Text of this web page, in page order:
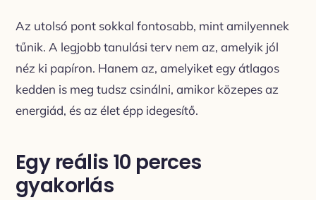
Az utolsó pont sokkal fontosabb, mint amilyennek
tűnik. A legjobb tanulási terv nem az, amelyik jól
néz ki papíron. Hanem az, amelyiket egy átlagos
kedden is meg tudsz csinálni, amikor közepes az
energiád, és az élet épp idegesítő.
Egy reális 10 perces
gyakorlás